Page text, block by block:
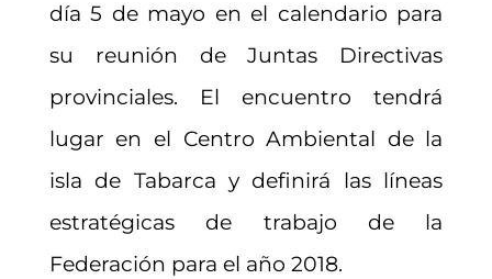
día 5 de mayo en el calendario para
su reunión de Juntas Directivas
provinciales. El encuentro tendrá
lugar en el Centro Ambiental de la
isla de Tabarca y definirá las líneas
estratégicas de trabajo de la
Federación para el año 2018.